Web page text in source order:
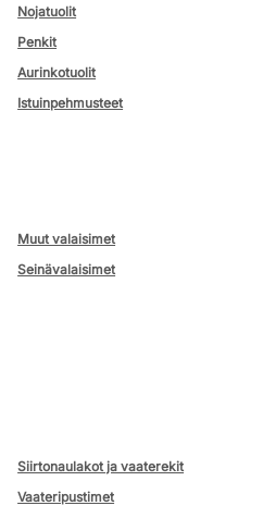
Nojatuolit
Penkit
Aurinkotuolit
Istuinpehmusteet
Muut valaisimet
Seinävalaisimet
Siirtonaulakot ja vaaterekit
Vaateripustimet